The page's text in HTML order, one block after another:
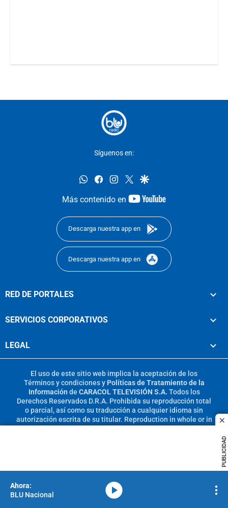
PUBLICIDAD
Síguenos en:
whatsappfacebookinstagram
twittergoogle
Más contenido en
youtube-
Descarga nuestra app en
Descarga nuestra app en
RED DE PORTALES
SERVICIOS CORPORATIVOS
LEGAL
El uso de este sitio web implica la aceptación de los
Términos y condicionesy Políticas de Tratamiento de la
Información de CARACOL TELEVISIÓN S.A. Todos los
Derechos Reservados D.R.A. Prohibida su reproducción total
o parcial, así como su traducción a cualquier idioma sin
autorización escrita de su titular. Reproduction in whole or in
BLU Nacional